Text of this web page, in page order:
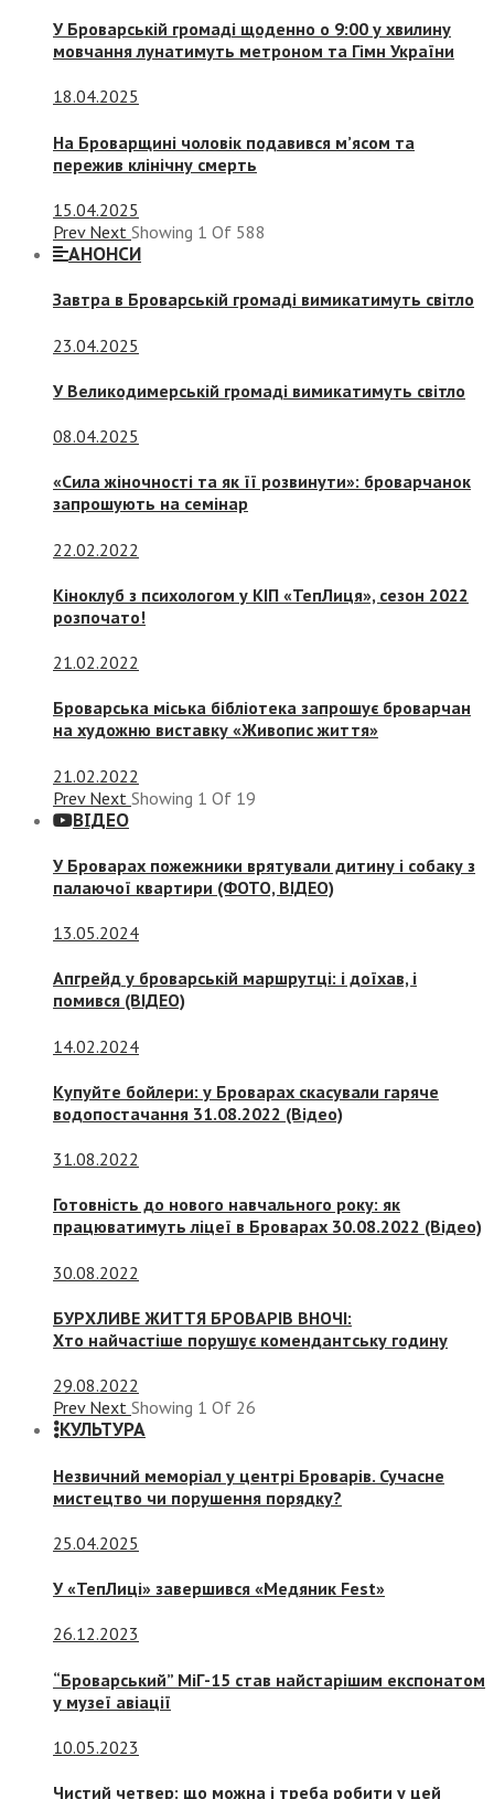
У Броварській громаді щоденно о 9:00 у хвилину
мовчання лунатимуть метроном та Гімн України
18.04.2025
На Броварщині чоловік подавився м’ясом та
пережив клінічну смерть
15.04.2025
Prev Next Showing 1 Of 588
АНОНСИ
Завтра в Броварській громаді вимикатимуть світло
23.04.2025
У Великодимерській громаді вимикатимуть світло
08.04.2025
«Сила жіночності та як її розвинути»: броварчанок
запрошують на семінар
22.02.2022
Кіноклуб з психологом у КІП «ТепЛиця», сезон 2022
розпочато!
21.02.2022
Броварська міська бібліотека запрошує броварчан
на художню виставку «Живопис життя»
21.02.2022
Prev Next Showing 1 Of 19
ВІДЕО
У Броварах пожежники врятували дитину і собаку з
палаючої квартири (ФОТО, ВІДЕО)
13.05.2024
Апгрейд у броварській маршрутці: і доїхав, і
помився (ВІДЕО)
14.02.2024
Купуйте бойлери: у Броварах скасували гаряче
водопостачання 31.08.2022 (Відео)
31.08.2022
Готовність до нового навчального року: як
працюватимуть ліцеї в Броварах 30.08.2022 (Відео)
30.08.2022
БУРХЛИВЕ ЖИТТЯ БРОВАРІВ ВНОЧІ:
Хто найчастіше порушує комендантську годину
29.08.2022
Prev Next Showing 1 Of 26
КУЛЬТУРА
Незвичний меморіал у центрі Броварів. Сучасне
мистецтво чи порушення порядку?
25.04.2025
У «ТепЛиці» завершився «Медяник Fest»
26.12.2023
“Броварський” МіГ-15 став найстарішим експонатом
у музеї авіації
10.05.2023
Чистий четвер: що можна і треба робити у цей